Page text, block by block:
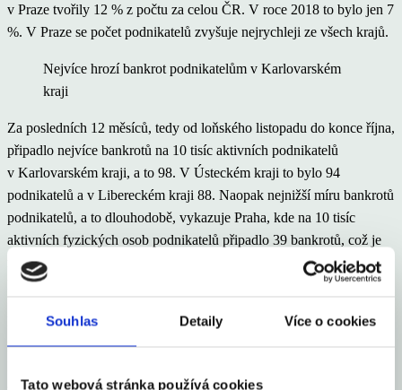
Souhlas Detaily Více o cookies
Tato webová stránka používá cookies
v Praze tvořily 12 % z počtu za celou ČR. V roce 2018 to bylo jen 7
%. V Praze se počet podnikatelů zvyšuje nejrychleji ze všech krajů.
Nejvíce hrozí bankrot podnikatelům v Karlovarském
kraji
Za posledních 12 měsíců, tedy od loňského listopadu do konce října,
připadlo nejvíce bankrotů na 10 tisíc aktivních podnikatelů
v Karlovarském kraji, a to 98. V Ústeckém kraji to bylo 94
podnikatelů a v Libereckém kraji 88. Naopak nejnižší míru bankrotů
podnikatelů, a to dlouhodobě, vykazuje Praha, kde na 10 tisíc
aktivních fyzických osob podnikatelů připadlo 39 bankrotů, což je
méně než polovina hodnoty v nejvíce ohrožených krajích. Pořadí
krajů se z dlouhodobého pohledu výrazněji nemění.
Při pohledu na jednotlivá odvětví za posledních 12 měsíců nejvíce
podnikatelů, kteří zbankrotovali, se věnovalo stavebnictví (1 466).